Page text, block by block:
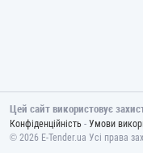
Цей сайт використовує
Конфіденційність - Умови
© 2026 E-Tender.ua Усі права